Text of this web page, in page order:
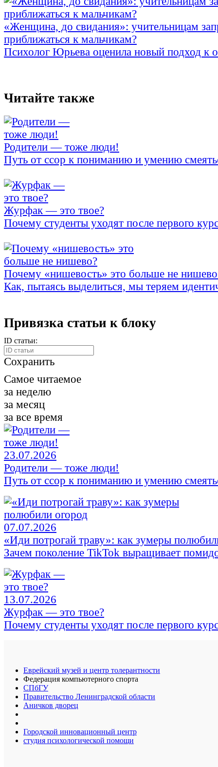
«Женщина, до свидания»: учительницам
приближаться к мальчикам?
Психолог Юрьева оценила новый подход к
Читайте также
Родители — тоже люди!
Путь от ссор к пониманию и умению
Журфак — это твое?
Почему студенты уходят после первого
Почему «нишевость» это больше не
Как, пытаясь выделиться, мы теряем
Привязка статьи к блоку
ID статьи:
Сохранить
Самое читаемое
за неделю
за месяц
за все время
23.07.2026
Родители — тоже люди!
Путь от ссор к пониманию и умению
07.07.2026
«Иди потрогай траву»: как зумеры
Зачем поколение TikTok выращивает
13.07.2026
Журфак — это твое?
Почему студенты уходят после первого
Еврейский музей и центр толерантности
Федерация компьютерного спорта
СПбГУ
Правительство Ленинградской области
Аничков дворец
Городской инновационный центр
студия психологической помощи